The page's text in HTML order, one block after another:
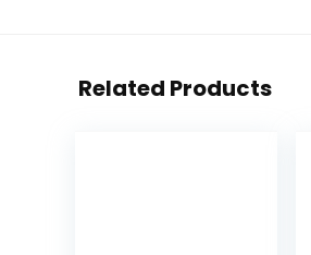
Related Products